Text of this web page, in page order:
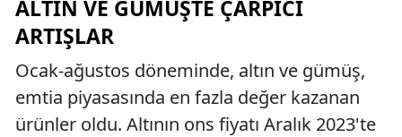
ALTIN VE GÜMÜŞTE ÇARPICI
ARTIŞLAR
Ocak-ağustos döneminde, altın ve gümüş,
emtia piyasasında en fazla değer kazanan
ürünler oldu. Altının ons fiyatı Aralık 2023'te